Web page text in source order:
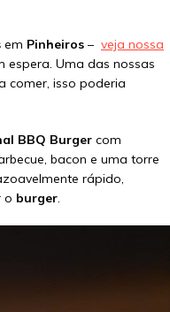
em Pinheiros – veja nossa
espera. Uma das nossas
comer, isso poderia
BBQ Burger com
bacon e uma torre
rápido,
o burger.